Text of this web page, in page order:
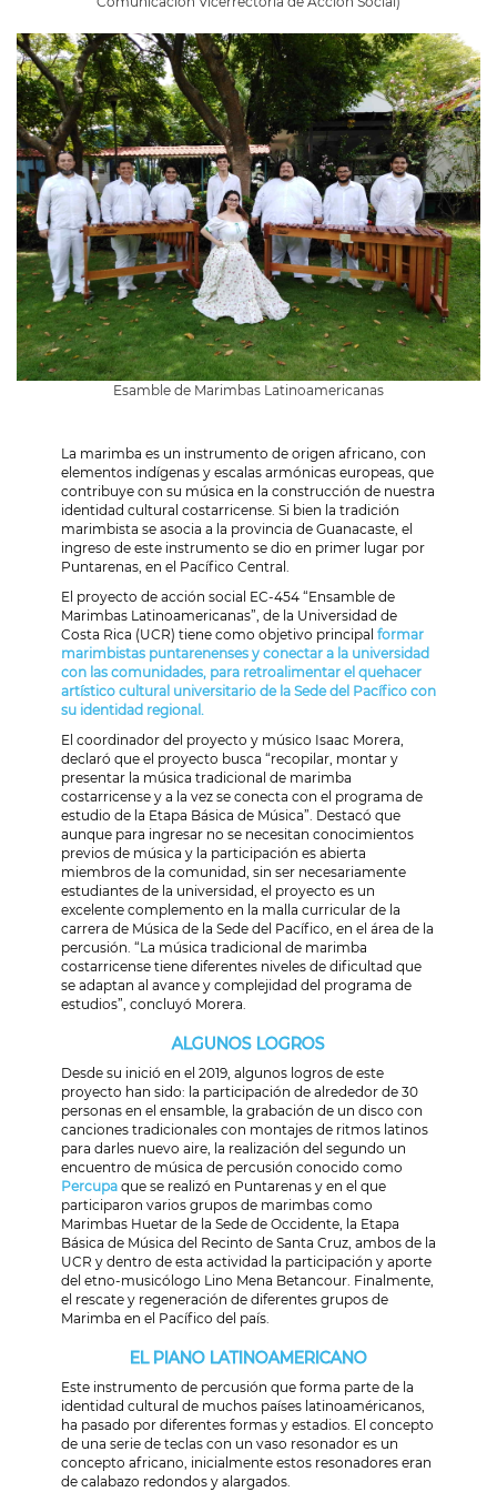
Esamble de Marimbas Latinoamericanas
La marimba es un instrumento de origen africano, con
elementos indígenas y escalas armónicas europeas, que
contribuye con su música en la construcción de nuestra
identidad cultural costarricense. Si bien la tradición
marimbista se asocia a la provincia de Guanacaste, el
ingreso de este instrumento se dio en primer lugar por
Puntarenas, en el Pacífico Central.
El proyecto de acción social EC-454 “Ensamble de
Marimbas Latinoamericanas”, de la Universidad de
Costa Rica (UCR) tiene como objetivo principal formar
marimbistas puntarenenses y conectar a la universidad
con las comunidades, para retroalimentar el quehacer
artístico cultural universitario de la Sede del Pacífico con
su identidad regional.
El coordinador del proyecto y músico Isaac Morera,
declaró que el proyecto busca “recopilar, montar y
presentar la música tradicional de marimba
costarricense y a la vez se conecta con el programa de
estudio de la Etapa Básica de Música”. Destacó que
aunque para ingresar no se necesitan conocimientos
previos de música y la participación es abierta
miembros de la comunidad, sin ser necesariamente
estudiantes de la universidad, el proyecto es un
excelente complemento en la malla curricular de la
carrera de Música de la Sede del Pacífico, en el área de la
percusión. “La música tradicional de marimba
costarricense tiene diferentes niveles de dificultad que
se adaptan al avance y complejidad del programa de
estudios”, concluyó Morera.
ALGUNOS LOGROS
Desde su inició en el 2019, algunos logros de este
proyecto han sido: la participación de alrededor de 30
personas en el ensamble, la grabación de un disco con
canciones tradicionales con montajes de ritmos latinos
para darles nuevo aire, la realización del segundo un
encuentro de música de percusión conocido como
Percupa que se realizó en Puntarenas y en el que
participaron varios grupos de marimbas como
Marimbas Huetar de la Sede de Occidente, la Etapa
Básica de Música del Recinto de Santa Cruz, ambos de la
UCR y dentro de esta actividad la participación y aporte
del etno-musicólogo Lino Mena Betancour. Finalmente,
el rescate y regeneración de diferentes grupos de
Marimba en el Pacífico del país.
EL PIANO LATINOAMERICANO
Este instrumento de percusión que forma parte de la
identidad cultural de muchos países latinoaméricanos,
ha pasado por diferentes formas y estadios. El concepto
de una serie de teclas con un vaso resonador es un
concepto africano, inicialmente estos resonadores eran
de calabazo redondos y alargados.